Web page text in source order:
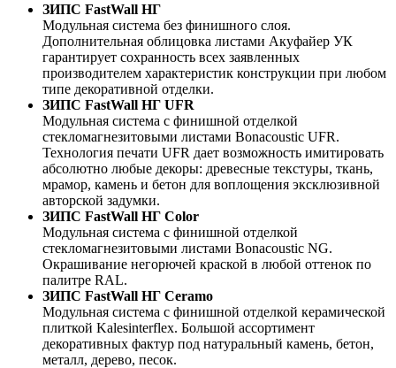
ЗИПС FastWall НГ
Модульная система без финишного слоя.
Дополнительная облицовка листами Акуфайер УК
гарантирует сохранность всех заявленных
производителем характеристик конструкции при любом
типе декоративной отделки.
ЗИПС FastWall НГ UFR
Модульная система с финишной отделкой
стекломагнезитовыми листами Bonacoustic UFR.
Технология печати UFR дает возможность имитировать
абсолютно любые декоры: древесные текстуры, ткань,
мрамор, камень и бетон для воплощения эксклюзивной
авторской задумки.
ЗИПС FastWall НГ Color
Модульная система с финишной отделкой
стекломагнезитовыми листами Bonacoustic NG.
Окрашивание негорючей краской в любой оттенок по
палитре RAL.
ЗИПС FastWall НГ Ceramo
Модульная система с финишной отделкой керамической
плиткой Kalesinterflex. Большой ассортимент
декоративных фактур под натуральный камень, бетон,
металл, дерево, песок.